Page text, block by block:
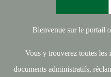
Bienvenue sur le portail
Vous y trouverez toutes les
documents administratifs,